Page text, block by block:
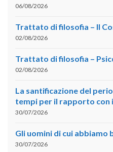
06/08/2026
Trattato di filosofia – II
02/08/2026
Trattato di filosofia –
02/08/2026
La santificazione del
tempi per il rapporto con
30/07/2026
Gli uomini di cui abbiamo
30/07/2026